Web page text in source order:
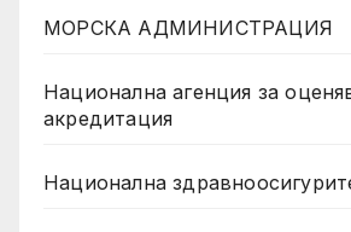
МОРСКА АДМИНИСТРАЦИЯ
Национална агенция за
акредитация
Национална